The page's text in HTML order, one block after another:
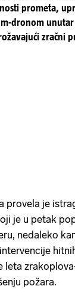
prometa,
dronom
zračni
provela je
je u petak
nedaleko
leta
požara.